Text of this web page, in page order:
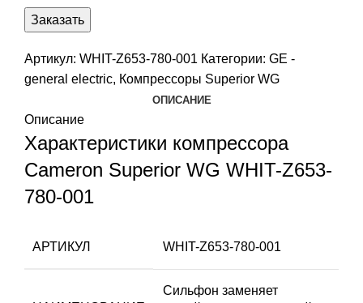
Заказать
Артикул: WHIT-Z653-780-001 Категории: GE -
general electric, Компрессоры Superior WG
ОПИСАНИЕ
Описание
Характеристики компрессора
Cameron Superior WG WHIT-Z653-
780-001
АРТИКУЛ WHIT-Z653-780-001
Сильфон заменяет